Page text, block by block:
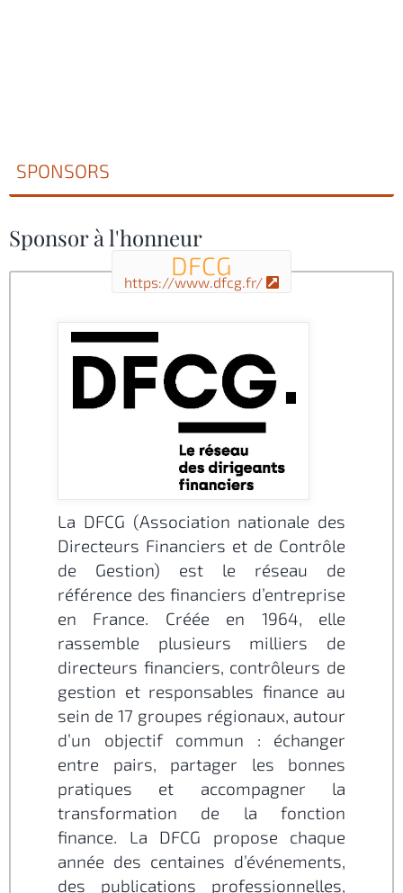
SPONSORS
Sponsor à l'honneur
DFCG
https://www.dfcg.fr/
La DFCG (Association nationale des
Directeurs Financiers et de Contrôle
de Gestion) est le réseau de
référence des financiers d’entreprise
en France. Créée en 1964, elle
rassemble plusieurs milliers de
directeurs financiers, contrôleurs de
gestion et responsables finance au
sein de 17 groupes régionaux, autour
d’un objectif commun : échanger
entre pairs, partager les bonnes
pratiques et accompagner la
transformation de la fonction
finance. La DFCG propose chaque
année des centaines d’événements,
des publications professionnelles,